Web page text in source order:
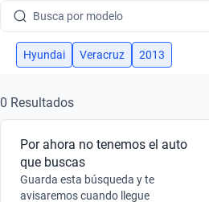
Busca por modelo
Busca por versión
Busca por marca
Busca por modelo
Busca por versión
Hyundai Veracruz 2013
0 Resultados
Por ahora no tenemos el auto
que buscas
Guarda esta búsqueda y te
avisaremos cuando llegue